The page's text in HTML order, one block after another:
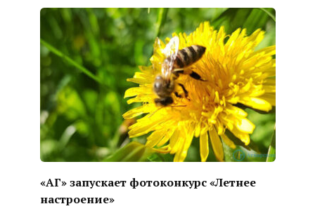
«АГ» запускает фотоконкурс «Летнее
настроение»